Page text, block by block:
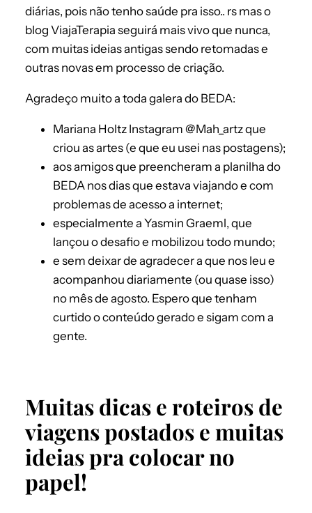
diárias, pois não tenho saúde pra isso.. rs mas o
blog ViajaTerapia seguirá mais vivo que nunca,
com muitas ideias antigas sendo retomadas e
outras novas em processo de criação.
Agradeço muito a toda galera do BEDA:
Mariana Holtz Instagram @Mah_artz que
criou as artes (e que eu usei nas postagens);
aos amigos que preencheram a planilha do
BEDA nos dias que estava viajando e com
problemas de acesso a internet;
especialmente a Yasmin Graeml, que
lançou o desafio e mobilizou todo mundo;
e sem deixar de agradecer a que nos leu e
acompanhou diariamente (ou quase isso)
no mês de agosto. Espero que tenham
curtido o conteúdo gerado e sigam com a
gente.
Muitas dicas e roteiros de
viagens postados e muitas
ideias pra colocar no
papel!